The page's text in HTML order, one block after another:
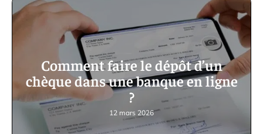
Comment faire le dépôt d’un
chèque dans une banque en ligne
?
12 mars 2026